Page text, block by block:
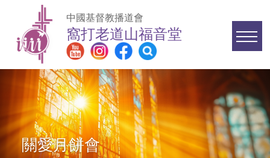
移至主內容
中國基督教播道會
窩打老道山福音堂
Main
navigation
關愛月餅會